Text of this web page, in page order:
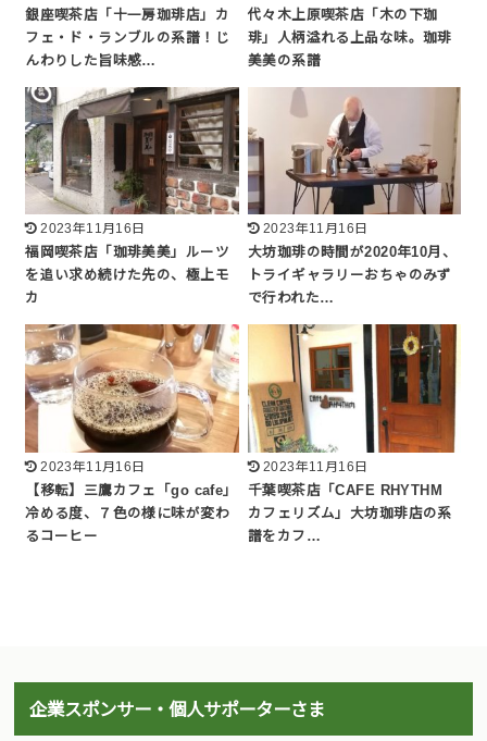
銀座喫茶店「十一房珈琲店」カ
フェ・ド・ランブルの系譜！じ
んわりした旨味感…
代々木上原喫茶店「木の下珈
琲」人柄溢れる上品な味。珈琲
美美の系譜
2023年11月16日
福岡喫茶店「珈琲美美」ルーツ
を追い求め続けた先の、極上モ
カ
2023年11月16日
大坊珈琲の時間が2020年10月、
トライギャラリーおちゃのみず
で行われた…
2023年11月16日
【移転】三鷹カフェ「go cafe」
冷める度、７色の様に味が変わ
るコーヒー
2023年11月16日
千葉喫茶店「CAFE RHYTHM
カフェリズム」大坊珈琲店の系
譜をカフ…
企業スポンサー・個人サポーターさま